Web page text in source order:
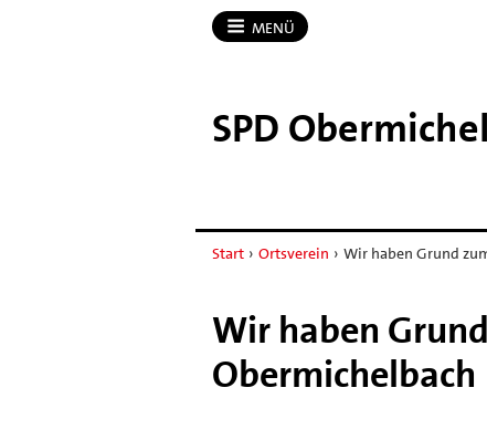
MENÜ
SPD
Start › Ortsverein › Wir haben Grund
Wir haben
Obermichelbach